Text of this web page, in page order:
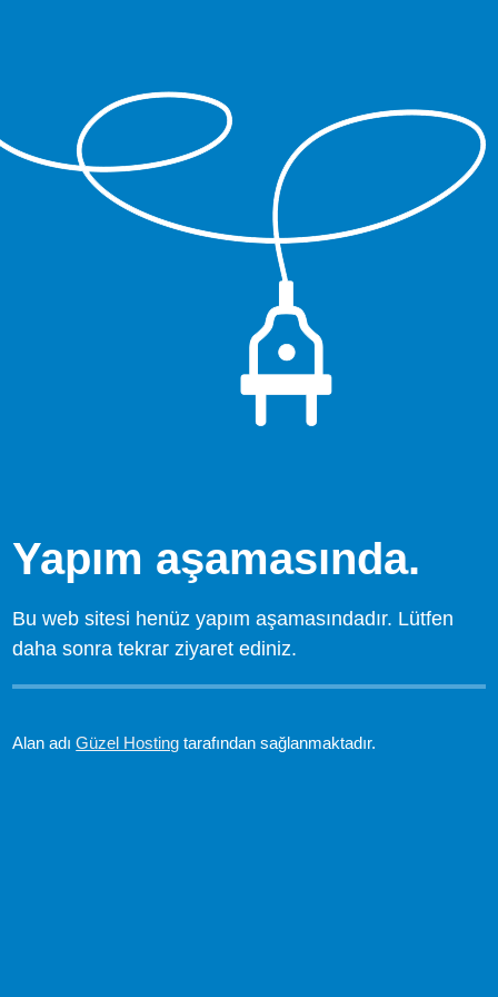
Yapım aşamasında.
Bu web sitesi henüz yapım aşamasındadır. Lütfen
daha sonra tekrar ziyaret ediniz.
Alan adıGüzel Hosting tarafından sağlanmaktadır.